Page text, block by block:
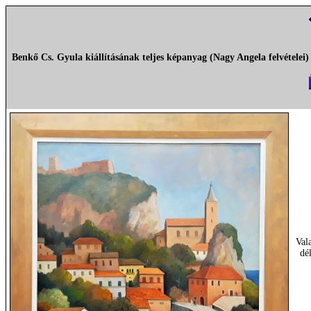
Benkő Cs. Gyula kiállításának teljes képanyag (Nagy Angela felvételei)